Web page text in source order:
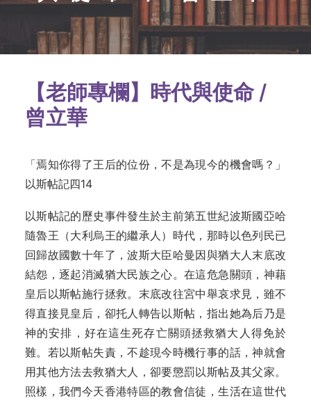
【老師專欄】時代與使命 /
曾立華
「焉知你得了王后的位份，不是為現今的機會嗎？」
以斯帖記四14
以斯帖記的歷史事件發生於主前第五世紀波斯國亞哈
隨魯王（大利烏王的繼承人）時代，那時以色列民已
回歸故國數十年了，波斯大臣哈曼因與猶大人末底改
結怨，逐起消滅猶大民族之心。在這危急關頭，神藉
皇后以斯帖施行拯救。末底改往宮中舉哀求見，雖不
得直接見皇后，卻托人轉告以斯帖，指出她為后乃是
神的安排，好在這生死存亡關頭拯救猶大人得免於
難。若以斯帖失責，不趁現今時機行事的話，神就會
用其他方法去救猶大人，卻要懲罰以斯帖及其父家。
照樣，我們今天香港特區的教會信徒，生活在這世代